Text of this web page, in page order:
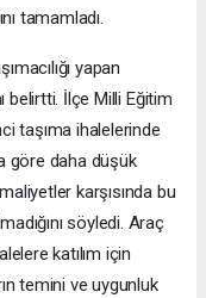
tamamladı.
yapan
belirtti. İlçe Milli Eğitim
taşıma ihalelerinde
göre daha düşük
karşısında bu
söyledi. Araç
katılım için
temini ve uygunluk